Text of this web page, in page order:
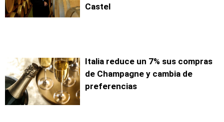
Castel
Italia reduce un 7% sus compras
de Champagne y cambia de
preferencias